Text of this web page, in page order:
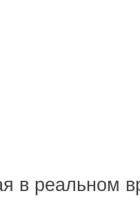
в реальном